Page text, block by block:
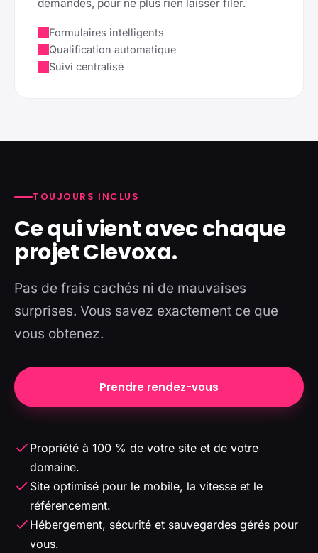
demandes, pour ne plus rien laisser filer.
Formulaires intelligents
Qualification automatique
Suivi centralisé
TOUJOURS INCLUS
Ce qui vient avec chaque
projet Clevoxa.
Pas de frais cachés ni de mauvaises
surprises. Vous savez exactement ce que
vous obtenez.
Prendre rendez-vous
Propriété à 100 % de votre site et de votre
domaine.
Site optimisé pour le mobile, la vitesse et le
référencement.
Hébergement, sécurité et sauvegardes gérés pour
vous.